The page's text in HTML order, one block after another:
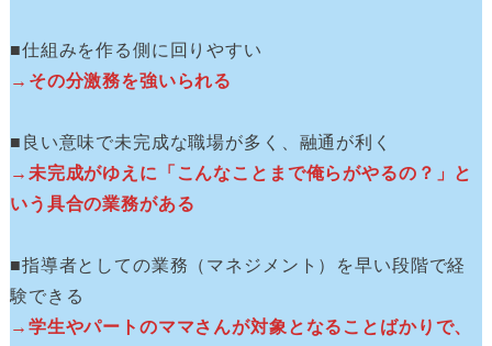
■仕組みを作る側に回りやすい
→その分激務を強いられる
■良い意味で未完成な職場が多く、融通が利く
→未完成がゆえに「こんなことまで俺らがやるの？」と
いう具合の業務がある
■指導者としての業務（マネジメント）を早い段階で経
験できる
→学生やパートのママさんが対象となることばかりで、